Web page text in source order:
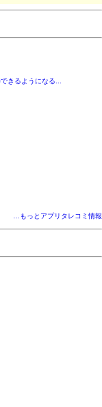
きるようになる...
…もっとアプリタレコミ情報